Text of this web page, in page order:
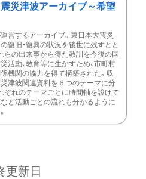
災津波アーカイブ～希望
営するアーカイブ。東日本大震災
復旧・復興の状況を後世に残すとと
らの出来事から得た教訓を今後の国
活動、教育等に生かすため、市町村
機関の協力を得て構築された。収
津波関連資料を６つのテーマに分
ぞれのテーマごとに時間軸を設けて
ど活動ごとの流れも分かるように
更新日